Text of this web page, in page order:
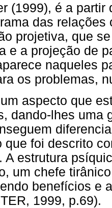
(1999), é a
das
projetiva, que
e a projeção de
naqueles
os problemas,
aspecto que
dando-lhes uma
que foi descrito
A estrutura
um chefe
benefícios e
1999, p.69).